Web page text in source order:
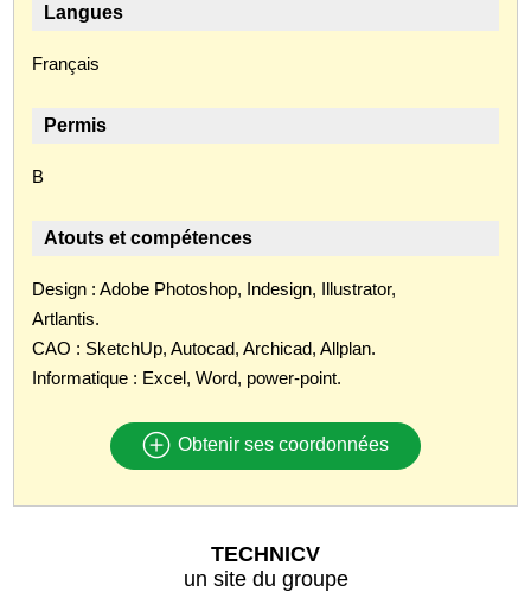
Langues
Français
Permis
B
Atouts et compétences
Design : Adobe Photoshop, Indesign, Illustrator,
Artlantis.
CAO : SketchUp, Autocad, Archicad, Allplan.
Informatique : Excel, Word, power-point.
Obtenir ses coordonnées
TECHNICV
un site du groupe